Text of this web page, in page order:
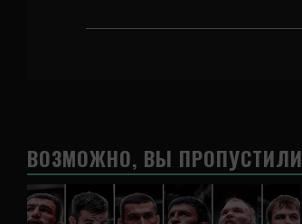
ВОЗМОЖНО, ВЫ ПРОПУСТИЛИ